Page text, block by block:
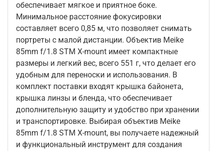
обеспечивает мягкое и приятное боке.
Минимальное расстояние фокусировки
составляет всего 0,85 м, что позволяет снимать
портреты с малой дистанции. Объектив Meike
85mm f/1.8 STM X-mount имеет компактные
размеры и легкий вес, всего 551 г, что делает его
удобным для переноски и использования. В
комплект поставки входят крышка байонета,
крышка линзы и бленда, что обеспечивает
дополнительную защиту и удобство при хранении
и транспортировке. Выбирая объектив Meike
85mm f/1.8 STM X-mount, вы получаете надежный
и функциональный инструмент для создания